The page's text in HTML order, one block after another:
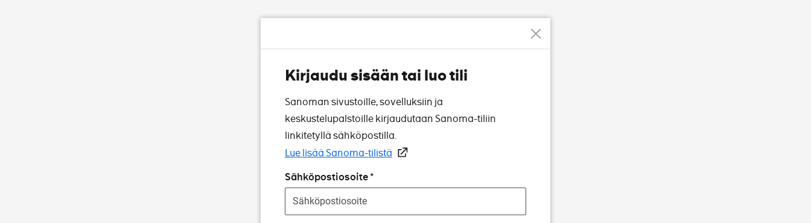
Kirjaudu sisään tai luo tili
Sanoman sivustoille, sovelluksiin ja
keskustelupalstoille kirjaudutaan Sanoma-tiliin
linkitetyllä sähköpostilla.
Lue lisää Sanoma-tilistä
Sähköpostiosoite